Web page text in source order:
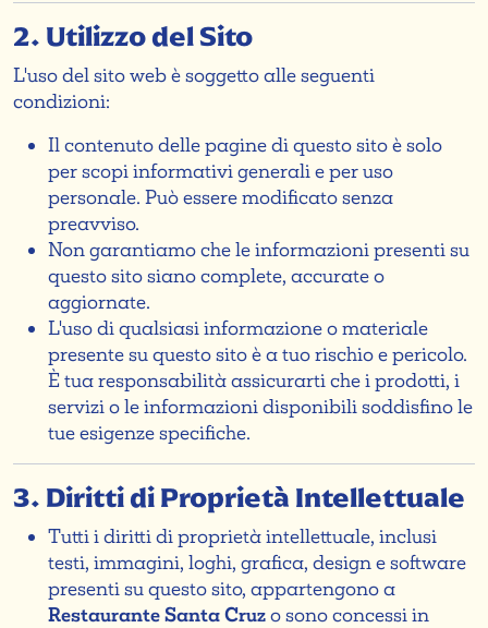
2. Utilizzo del Sito
L'uso del sito web è soggetto alle seguenti
condizioni:
Il contenuto delle pagine di questo sito è solo
per scopi informativi generali e per uso
personale. Può essere modificato senza
preavviso.
Non garantiamo che le informazioni presenti su
questo sito siano complete, accurate o
aggiornate.
L'uso di qualsiasi informazione o materiale
presente su questo sito è a tuo rischio e pericolo.
È tua responsabilità assicurarti che i prodotti, i
servizi o le informazioni disponibili soddisfino le
tue esigenze specifiche.
3. Diritti di Proprietà Intellettuale
Tutti i diritti di proprietà intellettuale, inclusi
testi, immagini, loghi, grafica, design e software
presenti su questo sito, appartengono a
Restaurante Santa Cruzo sono concessi in